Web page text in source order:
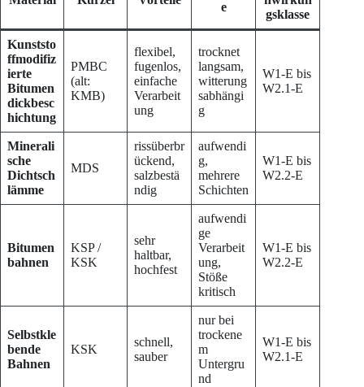
e
gsklasse
Kunststo
ffmodifiz
ierte
Bitumen
dickbesc
hichtung
PMBC
(alt:
KMB)
flexibel,
fugenlos,
einfache
Verarbeit
ung
trocknet
langsam,
witterung
sabhängi
g
W1-E bis
W2.1-E
Minerali
sche
Dichtsch
lämme
MDS
rissüberbr
ückend,
salzbestä
ndig
aufwendi
g,
mehrere
Schichten
W1-E bis
W2.2-E
Bitumen
bahnen
KSP /
KSK
sehr
haltbar,
hochfest
aufwendi
ge
Verarbeit
ung,
Stöße
kritisch
W1-E bis
W2.2-E
Selbstkle
bende
Bahnen
KSK
schnell,
sauber
nur bei
trockene
m
Untergru
nd
W1-E bis
W2.1-E